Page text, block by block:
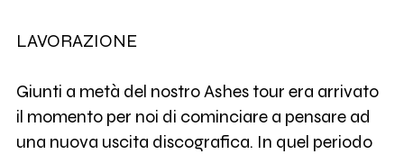
LAVORAZIONE
Giunti a metà del nostro Ashes tour era arrivato
il momento per noi di cominciare a pensare ad
una nuova uscita discografica. In quel periodo